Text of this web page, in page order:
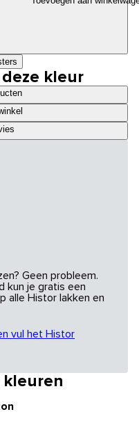
kleur
Geen probleem.
kun je gratis een
alle Histor lakken en
vul het Histor
kleuren